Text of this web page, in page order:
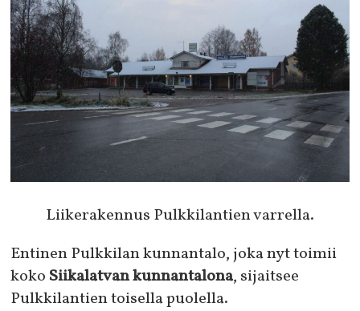
Liikerakennus Pulkkilantien varrella.
Entinen Pulkkilan kunnantalo, joka nyt toimii
koko Siikalatvan kunnantalona, sijaitsee
Pulkkilantien toisella puolella.